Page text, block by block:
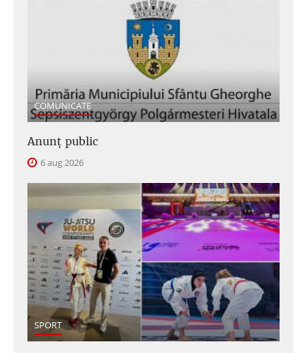
COMUNICATE
Anunţ public
6 aug 2026
SPORT